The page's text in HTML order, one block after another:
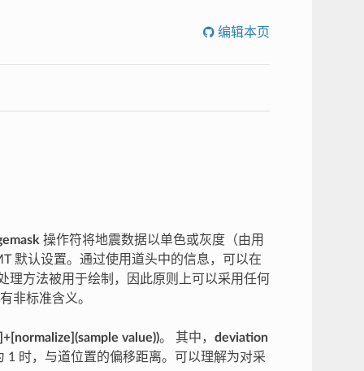
编辑本页
操作符将地震数据以单色或灰度（由用
默认设置。通过使用道头中的信息，可以在
方法被用于绘制，因此原则上可以采用任何
非标准含义。
value))。 其中， deviation
1 时，与道位置的偏移距离。可以理解为对采